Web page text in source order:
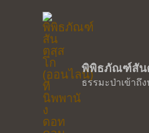
พิพิธภัณฑ์สัน
ธรรมะป่าเข้าถึ
อัลบั้มสันตุสฺสโก
ตัวอย่างข่า